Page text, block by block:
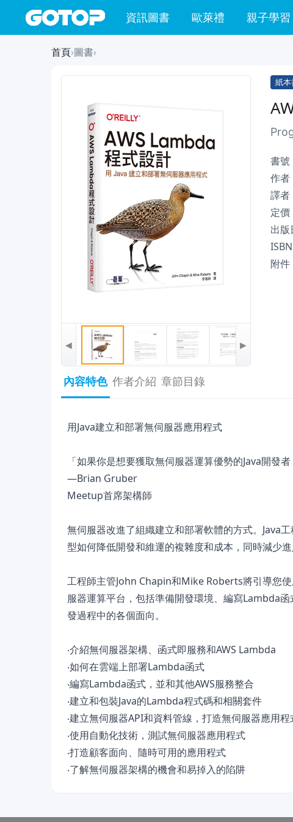
資訊圖書 歐萊禮 親子學習
首頁›圖書›
◀ ▶
紙
書號
作者
譯者
定價
出版
ISBN
附件
內容特色 作者介紹 章節目錄
用Java建立和部署無伺服器應用程式
「如果你是想要獲取無伺服器運算優勢的Java開發
—Brian Gruber
Meetup首席架構師
無伺服器改進了組織建立和部署軟體的方式。Java
型如何降低開發和維運的複雜度和成本，同時減少進
工程師主管John Chapin和Mike Roberts將引導您
服器運算平台，包括準備開發環境、編寫Lambda
發過程中的各個面向。
‧介紹無伺服器架構、函式即服務和AWS Lambda
‧如何在雲端上部署Lambda函式
‧編寫Lambda函式，並和其他AWS服務整合
‧建立和包裝Java的Lambda程式碼和相關套件
‧建立無伺服器API和資料管線，打造無伺服器應用程
‧使用自動化技術，測試無伺服器應用程式
‧打造顧客面向、隨時可用的應用程式
‧了解無伺服器架構的機會和易掉入的陷阱